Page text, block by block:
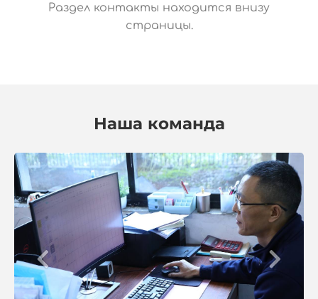
Раздел контакты находится внизу
страницы.
Наша команда